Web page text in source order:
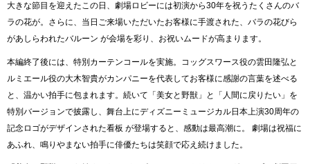
大きな節目を迎えたこの日、劇場ロビーには初演から30年を祝うたくさんのバ
ラの花が。さらに、当日ご来場いただいたお客様に手渡された、バラの花びら
があしらわれたバルーン が会場を彩り、お祝いムードが高まります。
本編終了後には、特別カーテンコールを実施。コッグスワース役の雲田隆弘と
ルミエール役の大木智貴がカンパニーを代表してお客様に感謝の言葉を述べる
と、温かい拍手に包まれます。続いて「美女と野獣」と「人間に戻りたい」を
特別バージョンで披露し、舞台上にディズニーミュージカル日本上演30周年の
記念ロゴがデザインされた看板 が登場すると、感動は最高潮に。 劇場は祝福に
あふれ、鳴りやまない拍手に俳優たちは笑顔で応え続けました。